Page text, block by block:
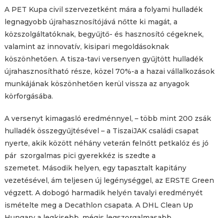
A PET Kupa civil szervezetként mára a folyami hulladék
legnagyobb újrahasznosítójává nőtte ki magát, a
közszolgáltatóknak, begyűjtő- és hasznosító cégeknek,
valamint az innovatív, kisipari megoldásoknak
köszönhetően. A tisza-tavi versenyen gyűjtött hulladék
újrahasznosítható része, közel 70%-a a hazai vállalkozások
munkájának köszönhetően kerül vissza az anyagok
körforgásába.
A versenyt kimagasló eredménnyel, – több mint 200 zsák
hulladék összegyűjtésével – a TiszaiJAK családi csapat
nyerte, akik között néhány veterán felnőtt petkalóz és jó
pár szorgalmas pici gyerekkéz is szedte a
szemetet. Második helyen, egy tapasztalt kapitány
vezetésével, ám teljesen új legénységgel, az ERSTE Green
végzett. A dobogó harmadik helyén tavalyi eredményét
ismételte meg a Decathlon csapata. A DHL Clean Up